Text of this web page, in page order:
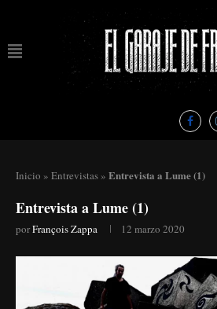
Inicio » Entrevistas » Entrevista a Lume (1)
Entrevista a Lume (1)
porFrançois Zappa 12 marzo 2020